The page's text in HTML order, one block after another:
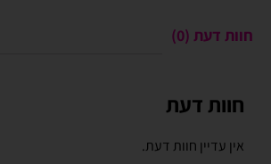
חוות דעת (0)
חוות דעת
אין עדיין חוות דעת.